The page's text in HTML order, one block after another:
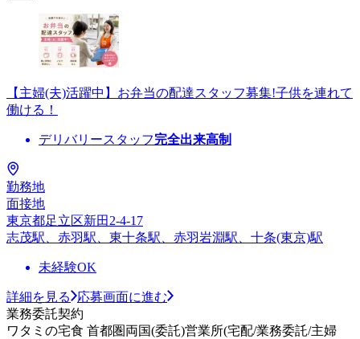
【主婦(夫)活躍中】お弁当の配達スタッフ募集!子供を連れて
働ける！
デリバリースタッフ完全出来高制
勤務地
面接地
東京都足立区新田2-4-17
志茂駅、赤羽駅、東十条駅、赤羽岩淵駅、十条(東京)駅
未経験OK
詳細を見る
応募画面に進む
業務委託契約
ワタミの宅食 首都圏両国(委託)営業所(宅配/業務委託/主婦